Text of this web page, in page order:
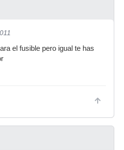
el fusible pero igual te has